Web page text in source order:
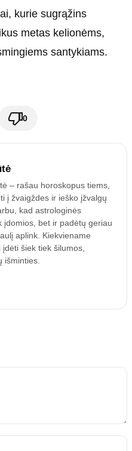
kurie sugrąžins
metas kelionėms,
santykiams.
0
– rašau horoskopus tiems,
į žvaigždes ir ieško įžvalgų
kad astrologinės
įdomios, bet ir padėtų geriau
aplink. Kiekviename
šiek tiek šilumos,
išminties.